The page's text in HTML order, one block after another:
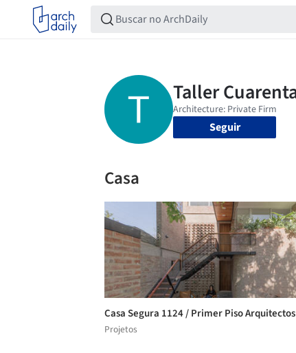
Seguir
Casa
Casa Segura 1124 / Primer Piso Arquitectos
Projetos